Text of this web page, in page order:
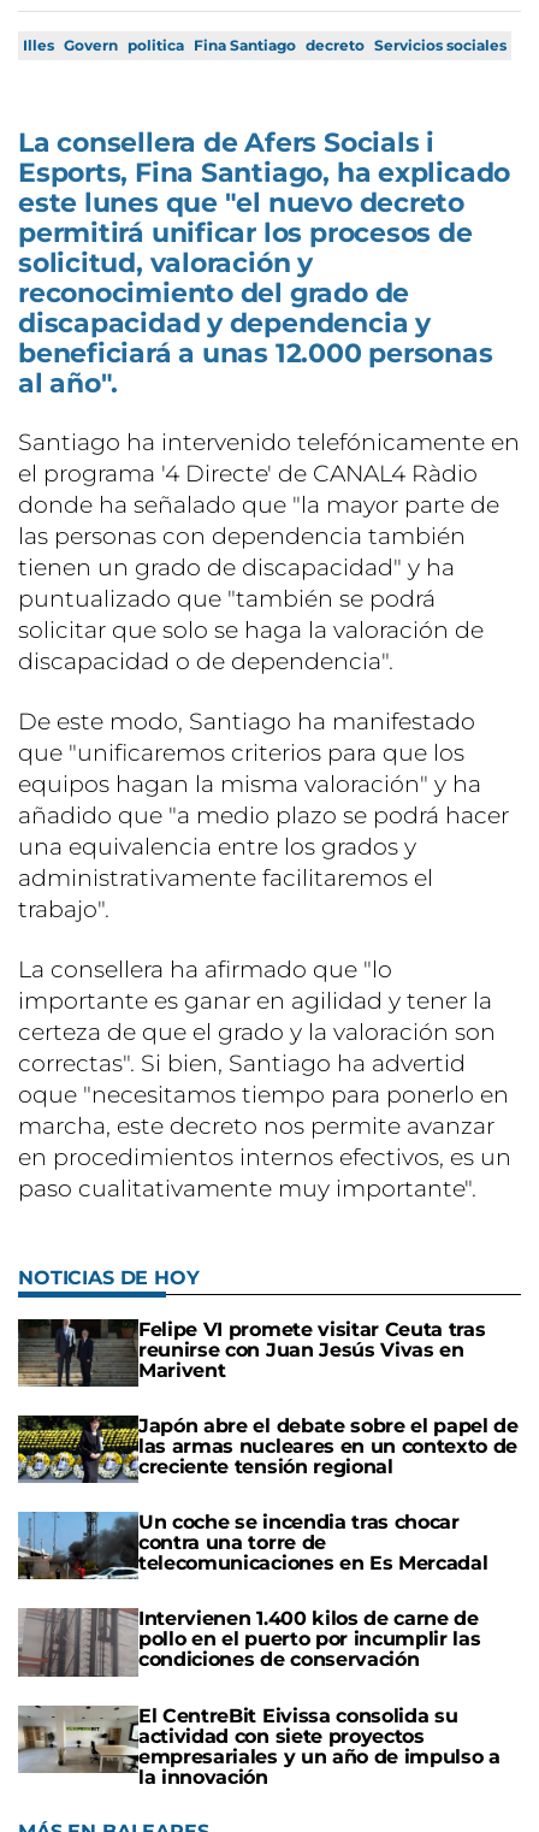
Illes Govern politica Fina Santiago decreto Servicios sociales
La consellera de Afers Socials i
Esports, Fina Santiago, ha explicado
este lunes que "el nuevo decreto
permitirá unificar los procesos de
solicitud, valoración y
reconocimiento del grado de
discapacidad y dependencia y
beneficiará a unas 12.000 personas
al año".
Santiago ha intervenido telefónicamente en
el programa '4 Directe' de CANAL4 Ràdio
donde ha señalado que "la mayor parte de
las personas con dependencia también
tienen un grado de discapacidad" y ha
puntualizado que "también se podrá
solicitar que solo se haga la valoración de
discapacidad o de dependencia".
De este modo, Santiago ha manifestado
que "unificaremos criterios para que los
equipos hagan la misma valoración" y ha
añadido que "a medio plazo se podrá hacer
una equivalencia entre los grados y
administrativamente facilitaremos el
trabajo".
La consellera ha afirmado que "lo
importante es ganar en agilidad y tener la
certeza de que el grado y la valoración son
correctas". Si bien, Santiago ha advertid
oque "necesitamos tiempo para ponerlo en
marcha, este decreto nos permite avanzar
en procedimientos internos efectivos, es un
paso cualitativamente muy importante".
NOTICIAS DE HOY
Felipe VI promete visitar Ceuta tras
reunirse con Juan Jesús Vivas en
Marivent
Japón abre el debate sobre el papel de
las armas nucleares en un contexto de
creciente tensión regional
Un coche se incendia tras chocar
contra una torre de
telecomunicaciones en Es Mercadal
Intervienen 1.400 kilos de carne de
pollo en el puerto por incumplir las
condiciones de conservación
El CentreBit Eivissa consolida su
actividad con siete proyectos
empresariales y un año de impulso a
la innovación